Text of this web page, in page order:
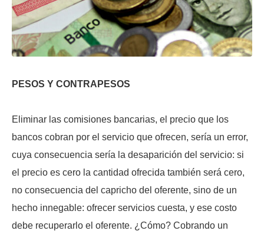
PESOS Y CONTRAPESOS
Eliminar las comisiones bancarias, el precio que los
bancos cobran por el servicio que ofrecen, sería un error,
cuya consecuencia sería la desaparición del servicio: si
el precio es cero la cantidad ofrecida también será cero,
no consecuencia del capricho del oferente, sino de un
hecho innegable: ofrecer servicios cuesta, y ese costo
debe recuperarlo el oferente. ¿Cómo? Cobrando un